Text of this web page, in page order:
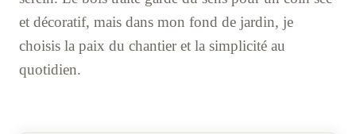
et décoratif, mais dans mon fond de jardin, je
choisis la paix du chantier et la simplicité au
quotidien.